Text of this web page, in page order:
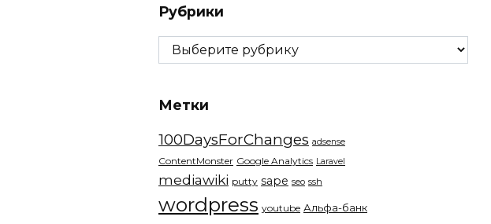
Рубрики
Рубрики
Метки
100DaysForChanges adsense
ContentMonster Google Analytics Laravel
mediawiki putty sape seo ssh
wordpress youtube Альфа-банк